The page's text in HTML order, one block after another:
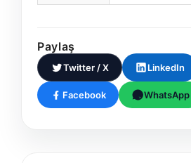
Paylaş
Twitter / X LinkedIn
Facebook WhatsApp